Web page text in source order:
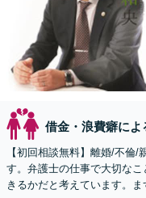
借金・浪費癖によ
【初回相談無料】離婚/不倫
す。弁護士の仕事で大切な
きるかだと考えています。